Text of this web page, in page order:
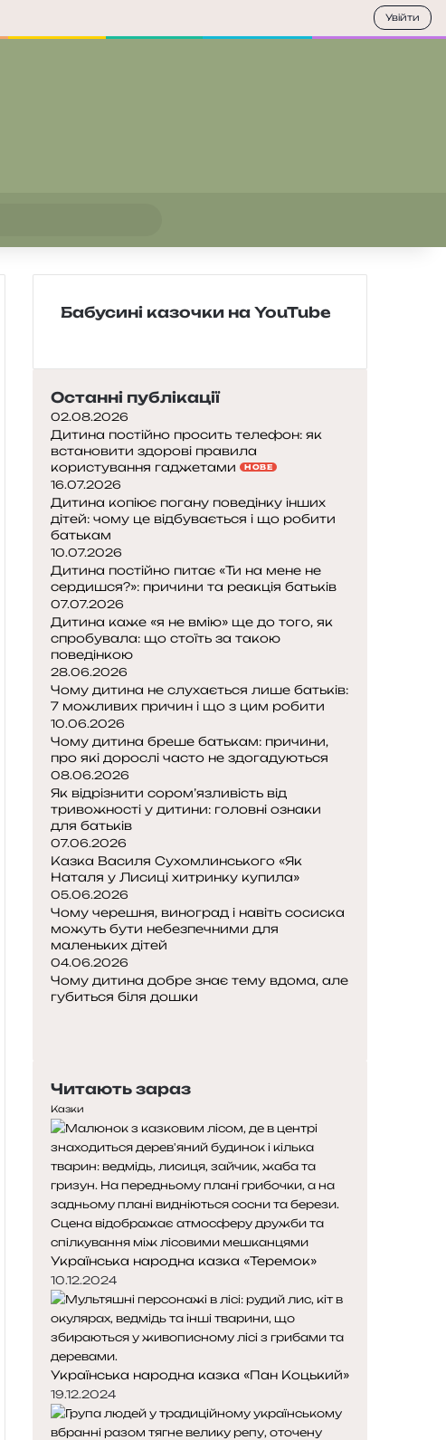
Бабусині казочки на YouTube
Останні публікації
02.08.2026
Дитина постійно просить телефон: як
встановити здорові правила
користування гаджетами
НОВЕ
16.07.2026
Дитина копіює погану поведінку інших
дітей: чому це відбувається і що робити
батькам
10.07.2026
Дитина постійно питає «Ти на мене не
сердишся?»: причини та реакція батьків
07.07.2026
Дитина каже «я не вмію» ще до того, як
спробувала: що стоїть за такою
поведінкою
28.06.2026
Чому дитина не слухається лише батьків:
7 можливих причин і що з цим робити
10.06.2026
Чому дитина бреше батькам: причини,
про які дорослі часто не здогадуються
08.06.2026
Як відрізнити сором’язливість від
тривожності у дитини: головні ознаки
для батьків
07.06.2026
Казка Василя Сухомлинського «Як
Наталя у Лисиці хитринку купила»
05.06.2026
Чому черешня, виноград і навіть сосиска
можуть бути небезпечними для
маленьких дітей
04.06.2026
Чому дитина добре знає тему вдома, але
губиться біля дошки
Читають зараз
Казки
Українська народна казка «Теремок»
10.12.2024
Українська народна казка «Пан Коцький»
19.12.2024
Увійти